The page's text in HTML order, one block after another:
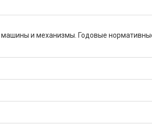
и механизмы. Годовые